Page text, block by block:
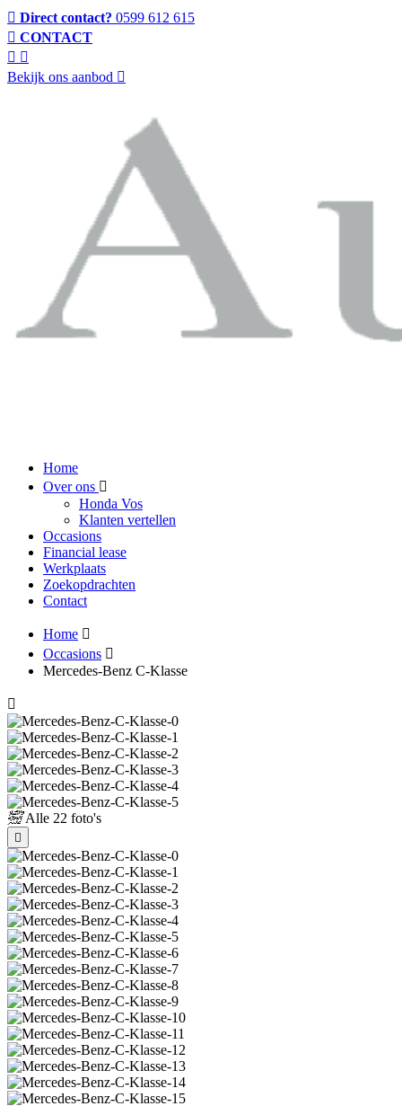
Direct contact? 0599 612 615
CONTACT
Bekijk ons aanbod
Home
Over ons
Honda Vos
Klanten vertellen
Occasions
Financial lease
Werkplaats
Zoekopdrachten
Contact
Home
Occasions
Mercedes-Benz C-Klasse
Alle 22 foto's